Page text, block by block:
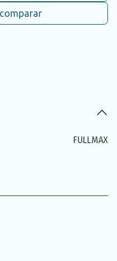
FULLMAX